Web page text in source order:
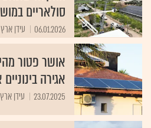
סולאריים
06.01.2026 עידן ארץ
אושר פטור
אגירה
23.07.2025 עידן ארץ